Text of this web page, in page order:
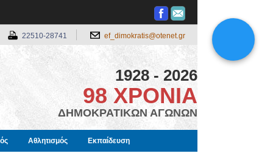
22510-28741 ef_dimokratis@otenet.gr
1928 - 2026
98 ΧΡΟΝΙΑ
ΔΗΜΟΚΡΑΤΙΚΩΝ ΑΓΩΝΩΝ
Αθλητισμός Εκπαίδευση